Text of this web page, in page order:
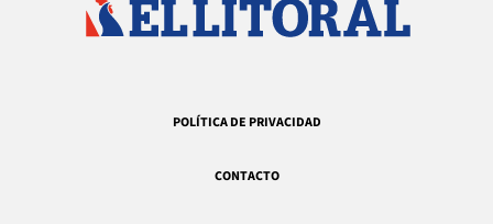
POLÍTICA DE PRIVACIDAD
CONTACTO